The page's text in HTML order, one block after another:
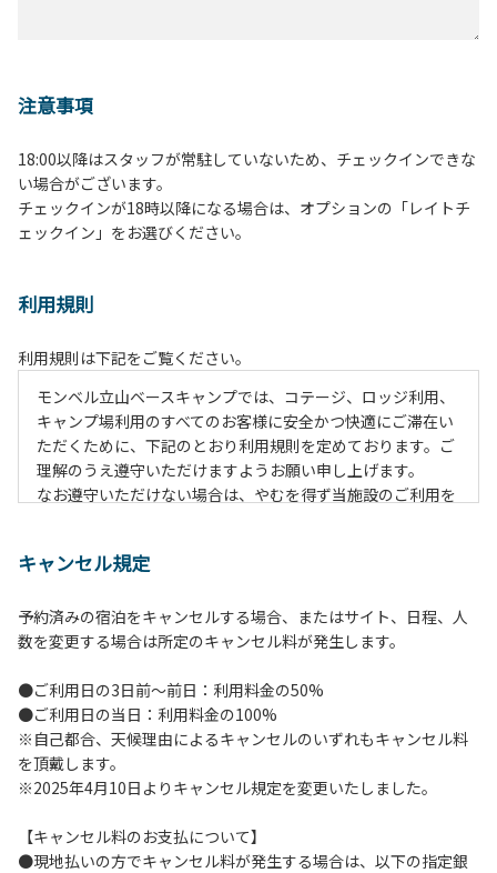
注意事項
18:00以降はスタッフが常駐していないため、チェックインできな
い場合がございます。
チェックインが18時以降になる場合は、オプションの「レイトチ
ェックイン」をお選びください。
利用規則
利用規則は下記をご覧ください。
モンベル立山ベースキャンプでは、コテージ、ロッジ利用、
キャンプ場利用のすべてのお客様に安全かつ快適にご滞在い
ただくために、下記のとおり利用規則を定めております。ご
理解のうえ遵守いただけますようお願い申し上げます。
なお遵守いただけない場合は、やむを得ず当施設のご利用を
【施設全体に関する注意事項】
２.利用上のルールを遵守いただき、ご自身で事故防止に努め
てください。
４.場内を車で移動する場合は、徐行運転（5km/h以下）を
行ってください。
５.施設内は土足禁止です。
６.コテージ・ロッジ棟内は禁煙です。
７.ゴミは分別した上で、燃えるごみ以外は中身を洗い、チェ
８.不可抗力以外の事由により建造物、家具、備品、その他の
物品を損傷、紛失、汚染させた場合には、相当額を弁償して
キャンセル規定
予約済みの宿泊をキャンセルする場合、またはサイト、日程、人
数を変更する場合は所定のキャンセル料が発生します。
●ご利用日の3日前～前日：利用料金の50%
●ご利用日の当日：利用料金の100%
※自己都合、天候理由によるキャンセルのいずれもキャンセル料
を頂戴します。
※2025年4月10日よりキャンセル規定を変更いたしました。
【キャンセル料のお支払について】
●現地払いの方でキャンセル料が発生する場合は、以下の指定銀